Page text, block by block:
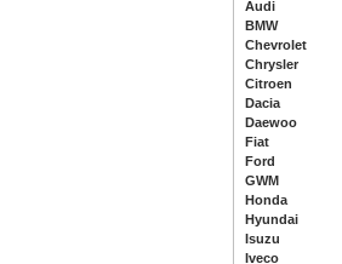
Audi
BMW
Chevrolet
Chrysler
Citroen
Dacia
Daewoo
Fiat
Ford
GWM
Honda
Hyundai
Isuzu
Iveco